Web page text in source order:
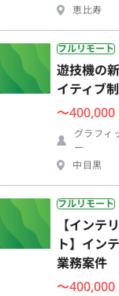
恵比寿
フルリモート
遊技機の
イティブ
〜400,000
グラフィ
ー
中目黒
フルリモート
【インテ
ト】イン
業務案件
〜400,000